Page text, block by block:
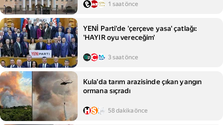
1 saat önce
YENİ Parti'de 'çerçeve yasa' çatlağı:
'HAYIR oyu vereceğim'
3 saat önce
Kula'da tarım arazisinde çıkan yangın
ormana sıçradı
58 dakika önce